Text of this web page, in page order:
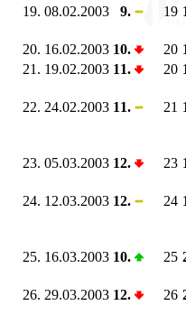
19. 08.02.2003 9. 19
20. 16.02.2003 10. 20
21. 19.02.2003 11. 20
22. 24.02.2003 11. 21
23. 05.03.2003 12. 23
24. 12.03.2003 12. 24
25. 16.03.2003 10. 25
26. 29.03.2003 12. 26